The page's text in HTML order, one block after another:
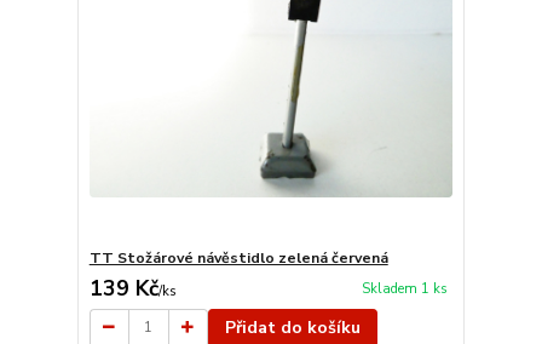
TT Stožárové návěstidlo zelená červená
139 Kč/ks Skladem 1 ks
Přidat do košíku